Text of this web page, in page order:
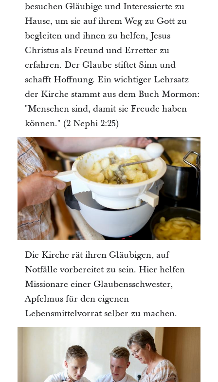
besuchen Gläubige und Interessierte zu
Hause, um sie auf ihrem Weg zu Gott zu
begleiten und ihnen zu helfen, Jesus
Christus als Freund und Erretter zu
erfahren. Der Glaube stiftet Sinn und
schafft Hoffnung. Ein wichtiger Lehrsatz
der Kirche stammt aus dem Buch Mormon:
"Menschen sind, damit sie Freude haben
können." (2 Nephi 2:25)
Die Kirche rät ihren Gläubigen, auf
Notfälle vorbereitet zu sein. Hier helfen
Missionare einer Glaubensschwester,
Apfelmus für den eigenen
Lebensmittelvorrat selber zu machen.